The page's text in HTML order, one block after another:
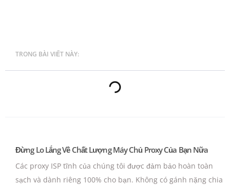
TRONG BÀI VIẾT NÀY:
Đừng Lo Lắng Về Chất Lượng Máy Chủ Proxy Của Bạn Nữa
Các proxy ISP tĩnh của chúng tôi được đảm bảo hoàn toàn
sạch và dành riêng 100% cho bạn. Không có gánh nặng chia